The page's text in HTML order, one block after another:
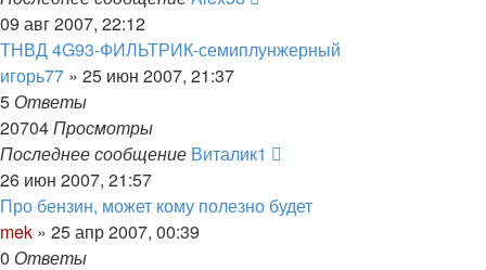
09 авг 2007, 22:12
ТНВД 4G93-ФИЛЬТРИК-семиплунжерный
игорь77 » 25 июн 2007, 21:37
5 Ответы
20704Просмотры
Последнее сообщение Виталик1
26 июн 2007, 21:57
Про бензин, может кому полезно будет
mek » 25 апр 2007, 00:39
0 Ответы